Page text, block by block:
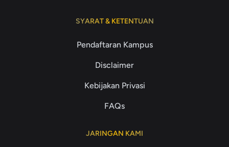
SYARAT & KETENTUAN
Pendaftaran Kampus
Disclaimer
Kebijakan Privasi
FAQs
JARINGAN KAMI